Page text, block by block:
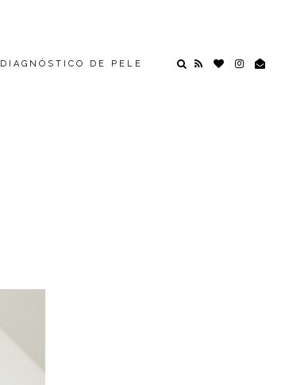
DIAGNÓSTICO DE PELE